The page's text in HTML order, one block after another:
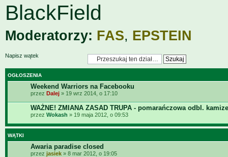
BlackField
Moderatorzy: FAS, EPSTEIN
Napisz wątek
OGŁOSZENIA
Weekend Warriors na Facebooku
przez Dalej » 19 wrz 2014, o 17:10
WAŻNE! ZMIANA ZASAD TRUPA - pomarańczowa odbl.
przez Wokash » 19 maja 2012, o 09:53
WĄTKI
Awaria paradise closed
przez jasiek » 8 mar 2012, o 19:05